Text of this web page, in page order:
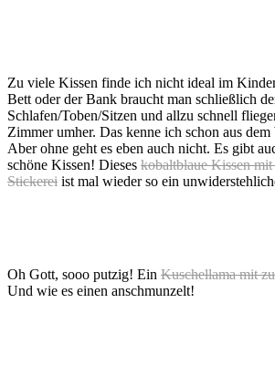
Zu viele Kissen finde ich nicht ideal im
Bett oder der Bank braucht man schließlich
Schlafen/Toben/Sitzen und allzu schnell
Zimmer umher. Das kenne ich schon aus
Aber ohne geht es eben auch nicht. Es gibt
schöne Kissen! Dieses kobaltblaue Kissen
Stickerei ist mal wieder so ein
Oh Gott, sooo putzig! Ein Kuschellama mit
Und wie es einen anschmunzelt!